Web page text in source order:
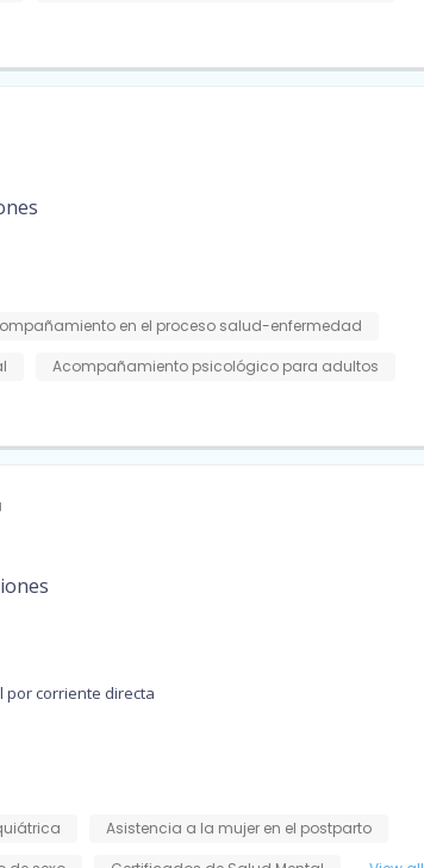
en el proceso salud-enfermedad
Acompañamiento psicológico para adultos
por corriente directa
Asistencia a la mujer en el postparto